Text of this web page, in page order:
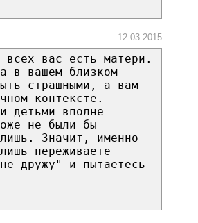
12.03.2015
всех вас есть матери.
в вашем близком
страшными, а вам
контексте.
детьми вполне
не были бы
Значит, именно
переживаете
дружу" и пытаетесь